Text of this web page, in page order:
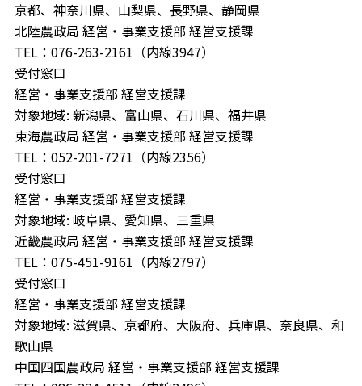
京都、神奈川県、山梨県、長野県、静岡県
北陸農政局 経営・事業支援部 経営支援課
TEL：076-263-2161（内線3947）
受付窓口
経営・事業支援部 経営支援課
対象地域: 新潟県、富山県、石川県、福井県
東海農政局 経営・事業支援部 経営支援課
TEL：052-201-7271（内線2356）
受付窓口
経営・事業支援部 経営支援課
対象地域: 岐阜県、愛知県、三重県
近畿農政局 経営・事業支援部 経営支援課
TEL：075-451-9161（内線2797）
受付窓口
経営・事業支援部 経営支援課
対象地域: 滋賀県、京都府、大阪府、兵庫県、奈良県、和
歌山県
中国四国農政局 経営・事業支援部 経営支援課